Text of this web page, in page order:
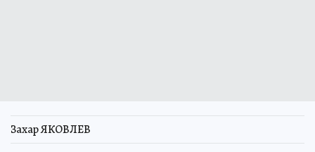
Захар ЯКОВЛЕВ